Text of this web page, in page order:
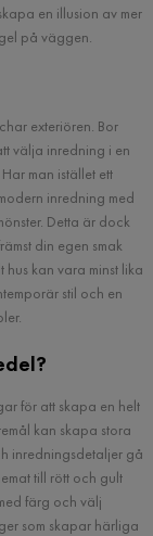
en illusion av mer
på väggen.
exteriören. Bor
välja inredning i en
man istället ett
inredning med
Detta är dock
din egen smak
hus kan vara minst lika
stil och en
för att skapa en helt
kan skapa stora
inredningsdetaljer gå
till rött och gult
färg och välj
som skapar härliga